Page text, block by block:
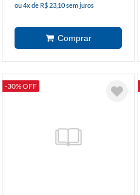
ou 4x de R$ 23,10 sem juros
-30% OFF